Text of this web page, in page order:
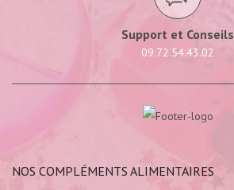
Support et Conseils
09.72.54.43.02
NOS COMPLÉMENTS ALIMENTAIRES